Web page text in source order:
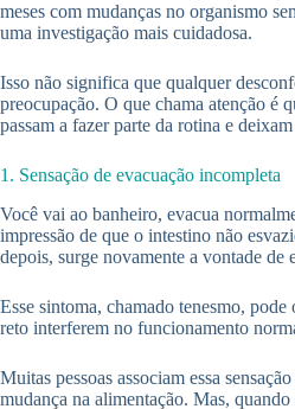
meses com mudanças no organismo
uma investigação mais cuidadosa.
Isso não significa que qualquer
preocupação. O que chama atenção é
passam a fazer parte da rotina e
1. Sensação de evacuação incompleta
Você vai ao banheiro, evacua
impressão de que o intestino não
depois, surge novamente a vontade de
Esse sintoma, chamado tenesmo,
reto interferem no funcionamento
Muitas pessoas associam essa
mudança na alimentação. Mas,